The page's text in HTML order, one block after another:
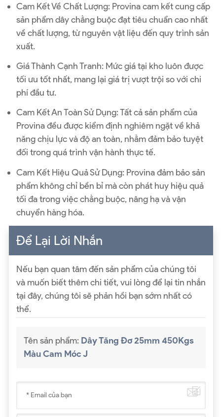
Cam Kết Về Chất Lượng: Provina cam kết cung cấp
sản phẩm dây chằng buộc đạt tiêu chuẩn cao nhất
về chất lượng, từ nguyên vật liệu đến quy trình sản
xuất.
Giá Thành Cạnh Tranh: Mức giá tại kho luôn được
tối ưu tốt nhất, mang lại giá trị vượt trội so với chi
phí đầu tư.
Cam Kết An Toàn Sử Dụng: Tất cả sản phẩm của
Provina đều được kiểm định nghiêm ngặt về khả
năng chịu lực và độ an toàn, nhằm đảm bảo tuyệt
đối trong quá trình vận hành thực tế.
Cam Kết Hiệu Quả Sử Dụng: Provina đảm bảo sản
phẩm không chỉ bền bỉ mà còn phát huy hiệu quả
tối đa trong việc chằng buộc, nâng hạ và vận
chuyển hàng hóa.
Để Lại Lời Nhắn
Nếu bạn quan tâm đến sản phẩm của chúng tôi
và muốn biết thêm chi tiết, vui lòng để lại tin nhắn
tại đây, chúng tôi sẽ phản hồi bạn sớm nhất có
thể.
Tên sản phẩm: Dây Tăng Đơ 25mm 450Kgs
Màu Cam Móc J